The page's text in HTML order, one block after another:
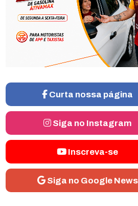
Curta nossa página
Siga no Instagram
Inscreva-se
Siga no Google News